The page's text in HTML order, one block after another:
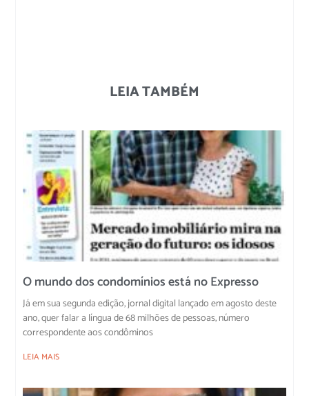
LEIA TAMBÉM
O mundo dos condomínios está no Expresso
Já em sua segunda edição, jornal digital lançado em agosto deste
ano, quer falar a língua de 68 milhões de pessoas, número
correspondente aos condôminos
LEIA MAIS